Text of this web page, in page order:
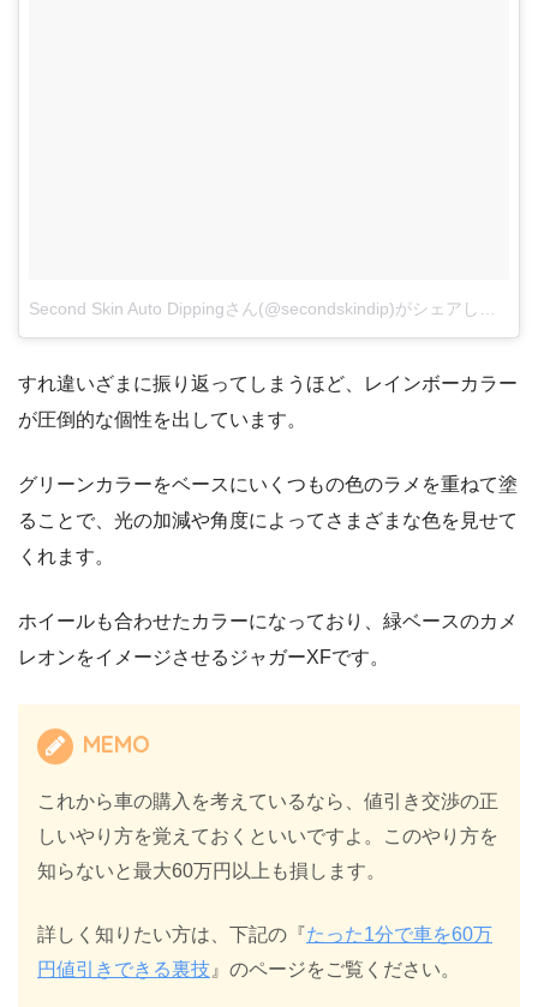
すれ違いざまに振り返ってしまうほど、レインボーカラー
が圧倒的な個性を出しています。
グリーンカラーをベースにいくつもの色のラメを重ねて塗
ることで、光の加減や角度によってさまざまな色を見せて
くれます。
ホイールも合わせたカラーになっており、緑ベースのカメ
レオンをイメージさせるジャガーXFです。
MEMO
これから車の購入を考えているなら、値引き交渉の正
しいやり方を覚えておくといいですよ。このやり方を
知らないと最大60万円以上も損します。
詳しく知りたい方は、下記の『たった1分で車を60万
円値引きできる裏技 』のページをご覧ください。